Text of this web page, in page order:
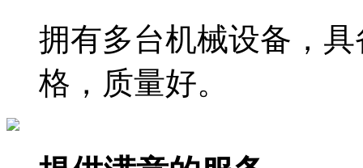
拥有多台机械设备，
格，质量好。